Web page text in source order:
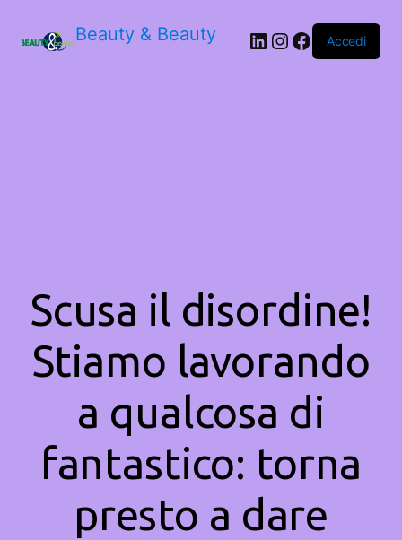
Beauty & Beauty LinkedIn
Instagram
Facebook
Accedi
Scusa il disordine!
Stiamo lavorando
a qualcosa di
fantastico: torna
presto a dare